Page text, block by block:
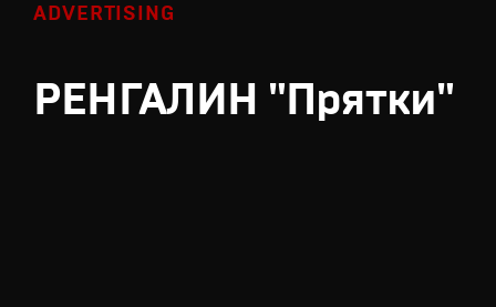
ADVERTISING
РЕНГАЛИН "Прятки"